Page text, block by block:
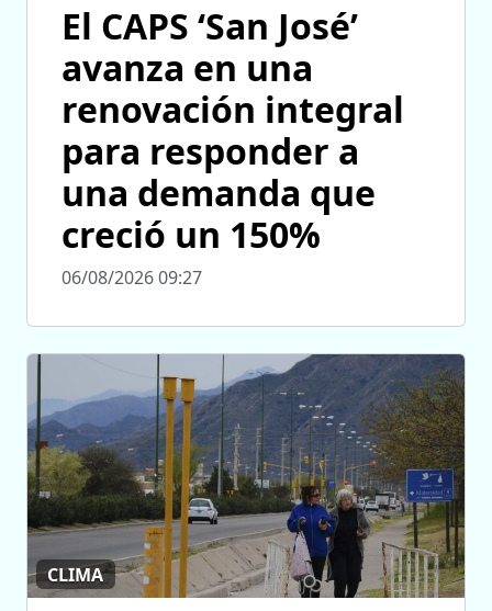
El CAPS ‘San José’
avanza en una
renovación integral
para responder a
una demanda que
creció un 150%
06/08/2026 09:27
CLIMA